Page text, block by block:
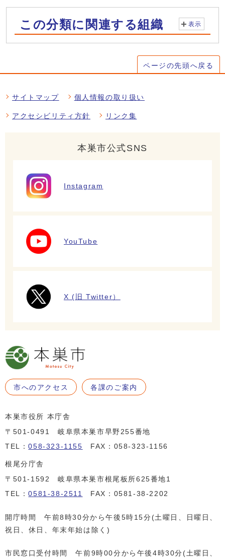
この分類に関連する組織 表示
ページの先頭へ戻る
サイトマップ 個人情報の取り扱い
アクセシビリティ方針 リンク集
本巣市公式SNS
Instagram
YouTube
X (旧 Twitter）
市へのアクセス 各課のご案内
本巣市役所 本庁舎
〒501-0491 岐阜県本巣市早野255番地
TEL：058-323-1155 FAX：058-323-1156
根尾分庁舎
〒501-1592 岐阜県本巣市根尾板所625番地1
TEL：0581-38-2511 FAX：0581-38-2202
開庁時間 午前8時30分から午後5時15分(土曜日、日曜日、
祝日、休日、年末年始は除く)
市民窓口受付時間 午前9時00分から午後4時30分(土曜日、